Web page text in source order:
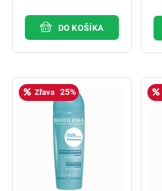
DO KOŠÍKA
Zľava 25%